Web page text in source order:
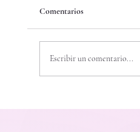
Comentarios
Escribir un comentario...